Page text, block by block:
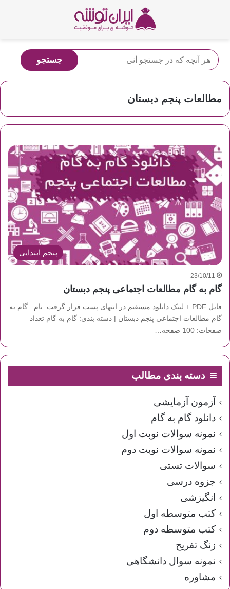
مطالعات پنجم دبستان
پنجم ابتدایی
23/10/11
گام به گام مطالعات اجتماعی پنجم دبستان
فایل PDF + لینک دانلود مستقیم در انتهای پست قرار گرفت. نام : گام به
گام مطالعات اجتماعی پنجم دبستان | دسته بندی: گام به گام تعداد
صفحات: 100 صفحه…
دسته بندی مطالب
آزمون آزمایشی
دانلود گام به گام
نمونه سوالات نوبت اول
نمونه سوالات نوبت دوم
سوالات تستی
جزوه درسی
انگیزشی
کتب متوسطه اول
کتب متوسطه دوم
زنگ تفریح
نمونه سوال دانشگاهی
مشاوره